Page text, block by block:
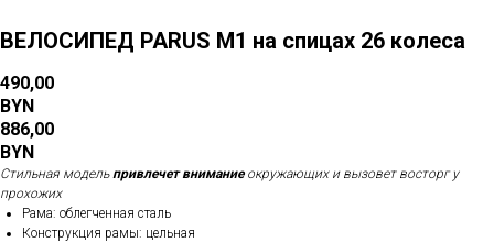
ВЕЛОСИПЕД PARUS M1 на спицах 26 колеса
490,00
BYN
886,00
BYN
Стильная модель привлечет вниманиеокружающих и вызовет восторг у
прохожих
Рама: облегченная сталь
Конструкция рамы: цельная